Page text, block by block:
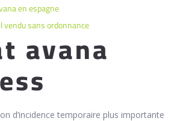
en espagne
vendu sans ordonnance
avana
d’incidence temporaire plus importante